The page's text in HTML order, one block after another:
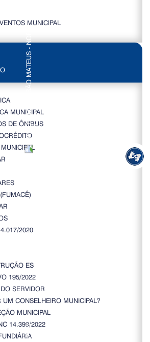
MUNICIPAL
MUNICIPAL
DE ÔNIBUS
2020
ES
195/2022
SERVIDOR
CONSELHEIRO MUNICIPAL?
MUNICIPAL
14.399/2022